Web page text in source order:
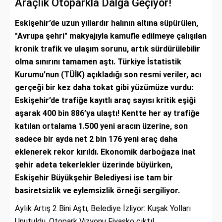
Araçlık Otoparkla Dalga Geçiyor!
Eskişehir’de uzun yıllardır halının altına süpürülen,
"Avrupa şehri" makyajıyla kamufle edilmeye çalışılan
kronik trafik ve ulaşım sorunu, artık sürdürülebilir
olma sınırını tamamen aştı. Türkiye İstatistik
Kurumu’nun (TÜİK) açıkladığı son resmi veriler, acı
gerçeği bir kez daha tokat gibi yüzümüze vurdu:
Eskişehir’de trafiğe kayıtlı araç sayısı kritik eşiği
aşarak 400 bin 886’ya ulaştı! Kentte her ay trafiğe
katılan ortalama 1.500 yeni aracın üzerine, son
sadece bir ayda net 2 bin 176 yeni araç daha
eklenerek rekor kırıldı. Ekonomik darboğaza inat
şehir adeta tekerlekler üzerinde büyürken,
Eskişehir Büyükşehir Belediyesi ise tam bir
basiretsizlik ve eylemsizlik örneği sergiliyor.
Aylık Artış 2 Bini Aştı, Belediye İzliyor: Kuşak Yolları